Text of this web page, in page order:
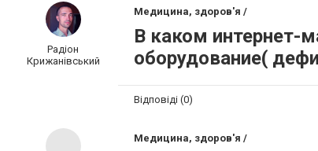
Радіон
Крижанівський
Медицина, здоров'я /
В каком интернет-
оборудование(
Відповіді (0)
Медицина, здоров'я /